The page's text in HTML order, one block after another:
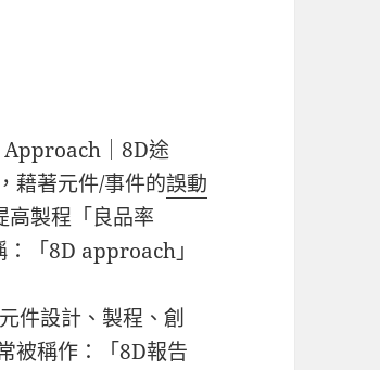
｜8D途
藉著元件/事件的誤動
高製程「良品率
：「8D approach」
件設計、製程、創
被稱作：「8D報告